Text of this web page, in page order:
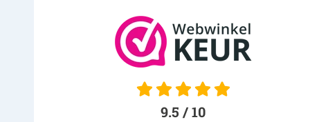
9.5 / 10
keurig netjes volgens
,ook prijs is goed, kortom een
prima winkel